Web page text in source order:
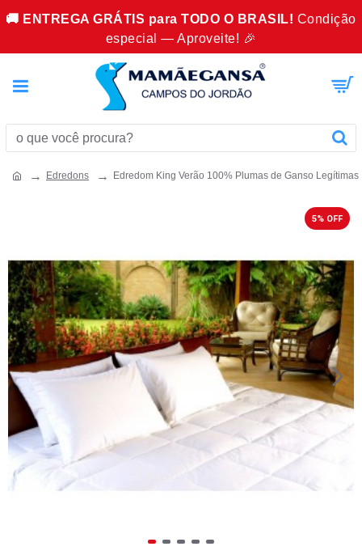
🚚 ENTREGA GRÁTIS para TODO O BRASIL! Condição
especial — Aproveite! 🎉
Edredons Edredom King Verão 100% Plumas de Ganso Legítimas
5% OFF